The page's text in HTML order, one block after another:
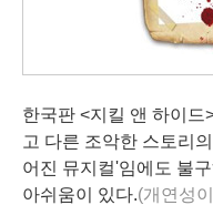
한국판 <지킬 앤 하이드
고 다른 조악한 스토리
어진 뮤지컬'임에도 불
아쉬움이 있다.(개연성